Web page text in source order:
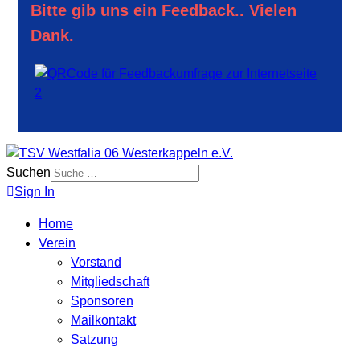
Bitte gib uns ein Feedback.. Vielen
Dank.
Suchen
Sign In
Home
Verein
Vorstand
Mitgliedschaft
Sponsoren
Mailkontakt
Satzung